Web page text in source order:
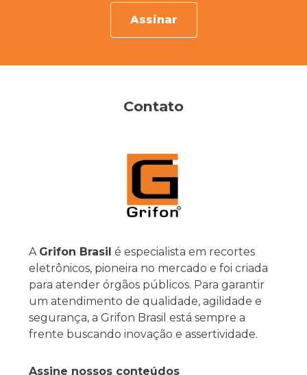
Assinar
Contato
A Grifon Brasil é especialista em recortes
eletrônicos, pioneira no mercado e foi criada
para atender órgãos públicos. Para garantir
um atendimento de qualidade, agilidade e
segurança, a Grifon Brasil está sempre a
frente buscando inovação e assertividade.
Assine nossos conteúdos